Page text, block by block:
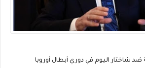
شاختار اليوم في دوري أبطال أوروبا